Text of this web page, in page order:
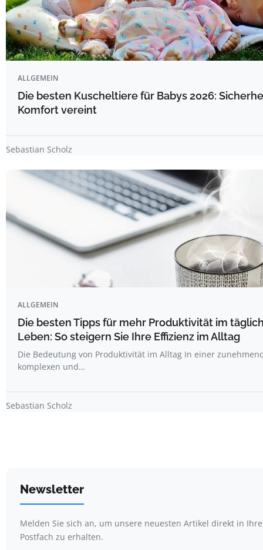
ALLGEMEIN
Die besten Kuscheltiere für Babys 2026:
Komfort vereint
Sebastian Scholz
ALLGEMEIN
Die besten Tipps für mehr Produktivität im
Leben: So steigern Sie Ihre Effizienz im Alltag
Die Bedeutung von Produktivität im Alltag In einer
komplexen und…
Sebastian Scholz
Newsletter
Melden Sie sich an, um unsere neuesten Artikel direkt in
Postfach zu erhalten.